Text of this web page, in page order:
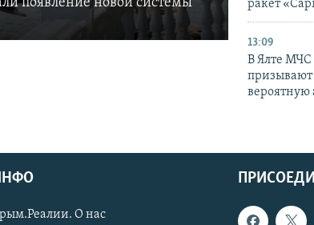
ракет
13:09
В Ялте МЧС
призывают
вероятную
О нас